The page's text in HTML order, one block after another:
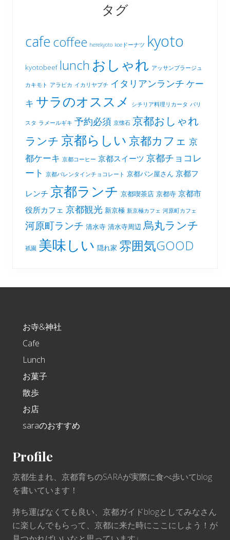
タグ
cafe coffee herekyoto koeドーナツ kyoto
kyotobeef lunch おしゃれ アッサンブラージュ
カキモト アラビカ イカリヤプチ イタリアンランチ ケー
キ サラのオススメ シチリア料理リカータ バリ
スタ ラメールギキ 予約必須 京懐石 京都おしゃれ
ランチ 京都らしい 京都カフェ 京
都ケーキ 京都コーヒー 京都スイーツ 京都チョコレ
ート 京都バレンタインチョコレート 京都パン屋さん 京都フ
レンチ 京都ランチ 京都喫茶店 京都寺 京都市
役所カフェ 京都観光 新京極 新京極カフェ 河原町カフェ
河原町ランチ 清水寺 清水寺周辺 烏丸ランチ
祇園 美味しい 隠れ家 雰囲気GOOD
お寺&神社
Cafe
Lunch
お菓子
散歩
お店
saraのおすすめ
Profile
京都生まれ、京都育ちのSARAが実際に食べ歩いてblog
を書いています！
持ち運ばなくても良い、京都ガイドblogとしてみなさん
に楽しんでもらって、京都に来た時にここにしよう！が